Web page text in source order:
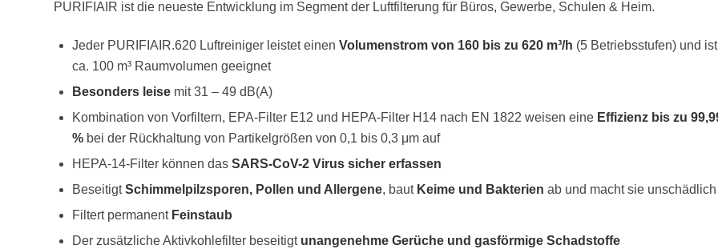
PURIFIAIR ist die neueste Entwicklung im Segment der Luftfilterung für Büros, Gewerbe, Schulen & Heim.
Jeder PURIFIAIR.620 Luftreiniger leistet einen Volumenstrom von 160 bis zu 620 m³/h (5 Betriebsstufen) und
ca. 100 m³ Raumvolumen geeignet
Besonders leise mit 31 – 49 dB(A)
Kombination von Vorfiltern, EPA-Filter E12 und HEPA-Filter H14 nach EN 1822 weisen eine Effizienz bis zu
% bei der Rückhaltung von Partikelgrößen von 0,1 bis 0,3 μm auf
HEPA-14-Filter können das SARS-CoV-2 Virus sicher erfassen
BeseitigtSchimmelpilzsporen, Pollen und Allergene, baut Keime und Bakterien ab und macht sie unschädlich
Filtert permanent Feinstaub
Der zusätzliche Aktivkohlefilter beseitigt unangenehme Gerüche und gasförmige Schadstoffe